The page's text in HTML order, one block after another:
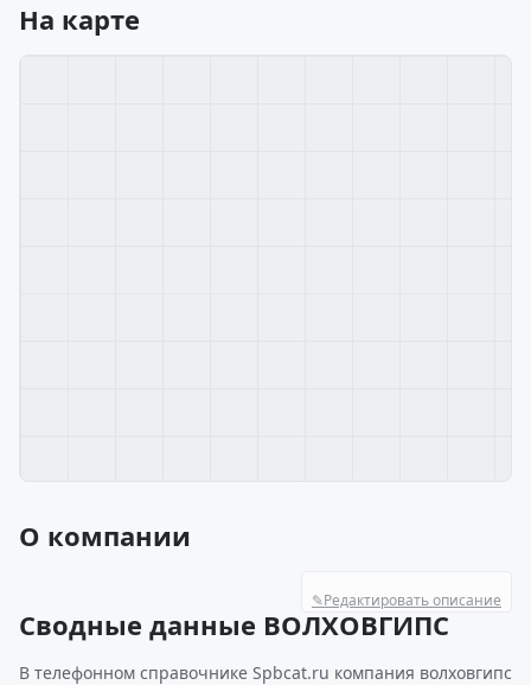
На карте
О компании
✎Редактировать описание
Сводные данные ВОЛХОВГИПС
В телефонном справочнике Spbcat.ru компания волховгипс